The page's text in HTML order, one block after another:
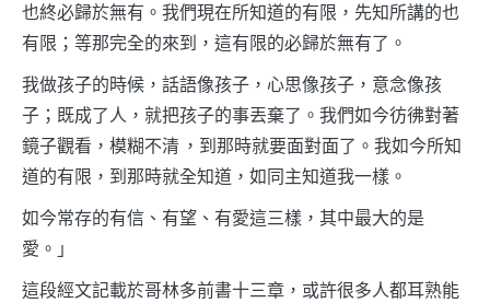
也終必歸於無有。我們現在所知道的有限，先知所講的也
有限；等那完全的來到，這有限的必歸於無有了。
我做孩子的時候，話語像孩子，心思像孩子，意念像孩
子；既成了人，就把孩子的事丟棄了。我們如今彷彿對著
鏡子觀看，模糊不清 ，到那時就要面對面了。我如今所知
道的有限，到那時就全知道，如同主知道我一樣。
如今常存的有信、有望、有愛這三樣，其中最大的是
愛。」
這段經文記載於哥林多前書十三章，或許很多人都耳熟能